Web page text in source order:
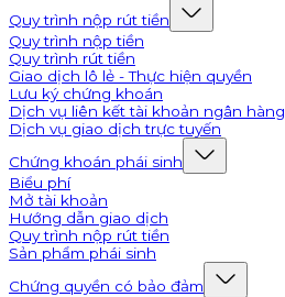
Quy trình nộp rút tiền
Quy trình nộp tiền
Quy trình rút tiền
Giao dịch lô lẻ - Thực hiện quyền
Lưu ký chứng khoán
Dịch vụ liên kết tài khoản ngân hàng
Dịch vụ giao dịch trực tuyến
Chứng khoán phái sinh
Biểu phí
Mở tài khoản
Hướng dẫn giao dịch
Quy trình nộp rút tiền
Sản phẩm phái sinh
Chứng quyền có bảo đảm